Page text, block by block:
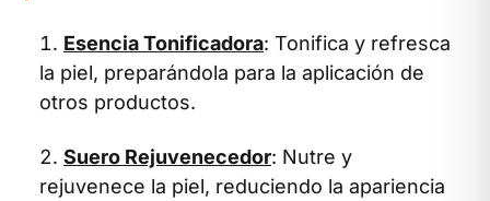
Esencia Tonificadora: Tonifica y refresca
la piel, preparándola para la aplicación de
otros productos.
Suero Rejuvenecedor: Nutre y
rejuvenece la piel, reduciendo la apariencia